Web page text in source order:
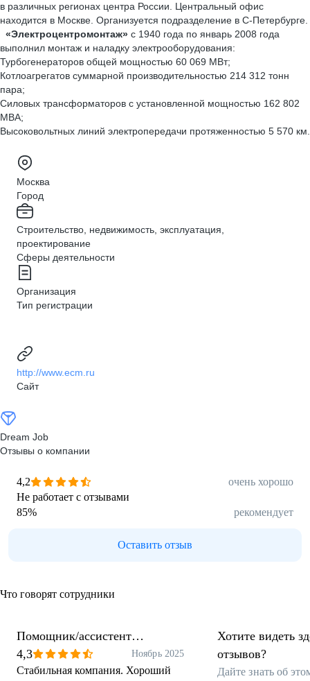
в различных регионах центра России. Центральный офис
находится в Москве. Организуется подразделение в С-Петербурге.
«Электроцентромонтаж» с 1940 года по январь 2008 года
выполнил монтаж и наладку электрооборудования:
Турбогенераторов общей мощностью 60 069 МВт;
Котлоагрегатов суммарной производительностью 214 312 тонн
пара;
Силовых трансформаторов с установленной мощностью 162 802
МВА;
Высоковольтных линий электропередачи протяженностью 5 570 км.
Москва
Город
Строительство, недвижимость, эксплуатация,
проектирование
Сферы деятельности
Организация
Тип регистрации
http://www.ecm.ru
Сайт
Dream Job
Отзывы о компании
4,2
очень хорошо
Не работает с отзывами
85% рекомендует
Оставить отзыв
Что говорят сотрудники
Помощник/ассистент
руководителя
4,3 Ноябрь 2025
Стабильная компания. Хороший
Хотите видеть
отзывов?
Дайте знать об